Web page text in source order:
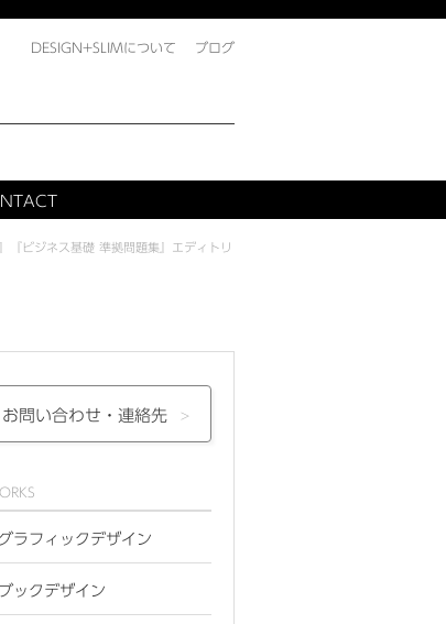
DESIGN+SLIMについて ブログ
ビジネス基礎 準拠問題集』エディトリ
お問い合わせ・ 連絡先
グラフィックデザイン
ブックデザイン